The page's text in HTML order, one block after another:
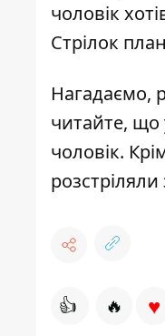
чоловік
Стрілок
Нагадаємо,
читайте, що
чоловік.
👍 🔥 ♥